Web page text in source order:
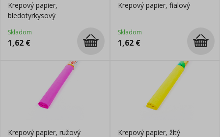
Krepový papier,
bledotyrkysový
Skladom
1,62 €
Krepový papier, fialový
Skladom
1,62 €
Krepový papier, ružový Krepový papier, žltý